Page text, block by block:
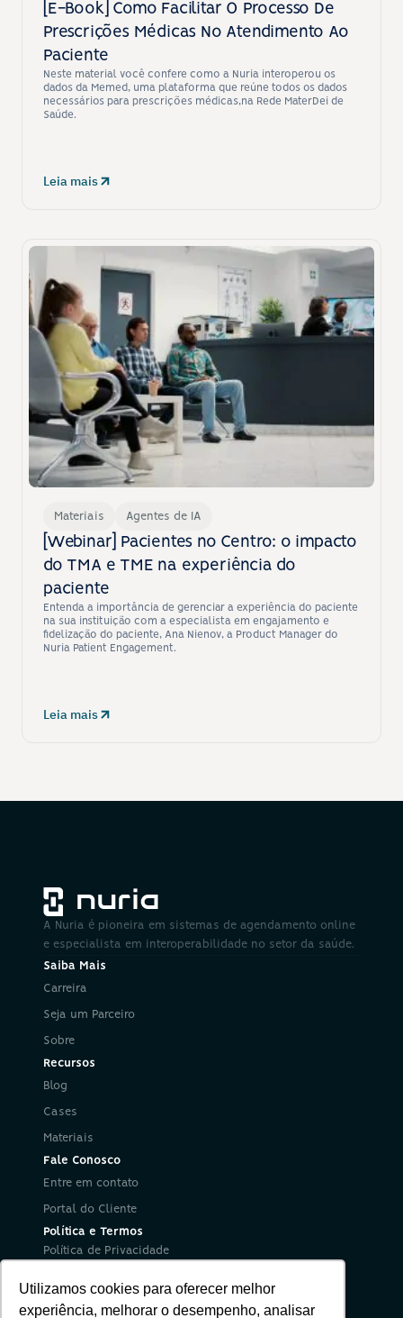
Utilizamos cookies para oferecer melhor
experiência, melhorar o desempenho, analisar
[E-Book] Como Facilitar O Processo De
Prescrições Médicas No Atendimento Ao
Paciente
Neste material você confere como a Nuria interoperou os
dados da Memed, uma plataforma que reúne todos os dados
necessários para prescrições médicas,na Rede MaterDei de
Saúde.
Leia mais
Materiais Agentes de IA
[Webinar] Pacientes no Centro: o impacto
do TMA e TME na experiência do
paciente
Entenda a importância de gerenciar a experiência do paciente
na sua instituição com a especialista em engajamento e
fidelização do paciente, Ana Nienov, a Product Manager do
Nuria Patient Engagement.
Leia mais
A Nuria é pioneira em sistemas de agendamento online
e especialista em interoperabilidade no setor da saúde.
Saiba Mais
Carreira
Seja um Parceiro
Sobre
Recursos
Blog
Cases
Materiais
Fale Conosco
Entre em contato
Portal do Cliente
Política e Termos
Política de Privacidade
Termos de Uso
Redes Sociais